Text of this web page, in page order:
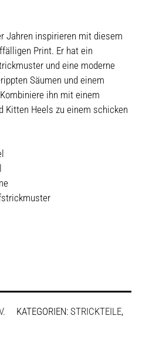
Jahren inspirieren mit diesem
Print. Er hat ein
und eine moderne
Säumen und einem
ihn mit einem
Kitten Heels zu einem schicken
KATEGORIEN: STRICKTEILE,